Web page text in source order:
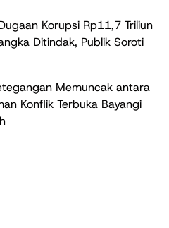
Korupsi Rp11,7 Triliun
Ditindak, Publik Soroti
Memuncak antara
Konflik Terbuka Bayangi